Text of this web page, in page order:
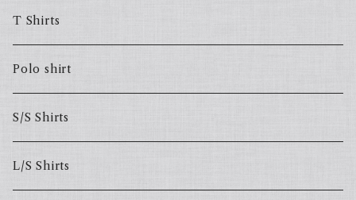
T Shirts
Polo shirt
S/S Shirts
L/S Shirts